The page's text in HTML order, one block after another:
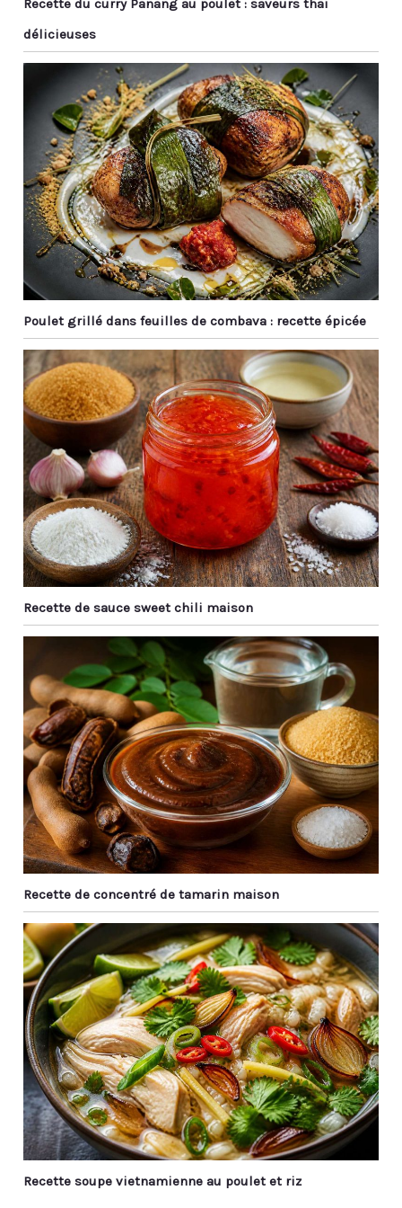
contemporaine et
s'harmonise facilement
avec divers styles de
vaisselle pour rehausser
l'expérience culinaire.
SOLIDE ET DURABLE - Le
mini bol aperitif est
épais et se sent bien. Il
peut être placé dans le
lave - vaisselle, le micro -
ondes et le réfrigérateur
pour gérer facilement
tous les scénarios
d'utilisation. Adhérant au
processus de céramique
naturelle, les individus
peuvent porter de
minuscules points
minéraux, phénomène
normal, n'affecte pas
l'utilisation.
POLYVALENTES POUR DE
MULTIPLES OCCASIONS -
Que ce soit pour des
soirées sushis, des
réunions entre amis, des
dîners en famille ou
pour accompagner des
plateaux de charcuterie
et des desserts, ces
coupelle aperitif allient à
la fois praticité et
esthétique. Leur design
raffiné en fait
également un cadeau
idéal.
Recette du curry Panang au poulet : saveurs thaï
délicieuses
Poulet grillé dans feuilles de combava : recette épicée
Recette de sauce sweet chili maison
Recette de concentré de tamarin maison
Recette soupe vietnamienne au poulet et riz